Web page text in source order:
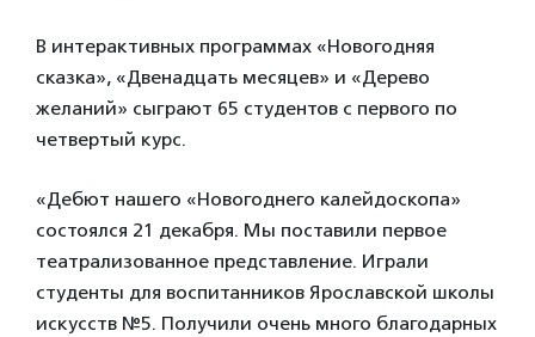
В интерактивных программах «Новогодняя
сказка», «Двенадцать месяцев» и «Дерево
желаний» сыграют 65 студентов с первого по
четвертый курс.
«Дебют нашего «Новогоднего калейдоскопа»
состоялся 21 декабря. Мы поставили первое
театрализованное представление. Играли
студенты для воспитанников Ярославской школы
искусств №5. Получили очень много благодарных